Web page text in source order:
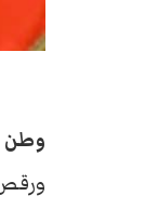
وطن